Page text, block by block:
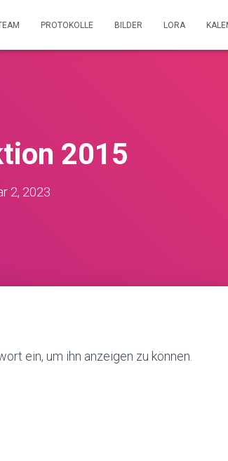
PROTOKOLLE BILDER LORA
2015
2, 2023
ein, um ihn anzeigen zu können.